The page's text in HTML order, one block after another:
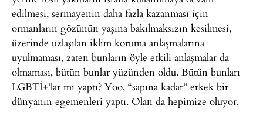
edilmesi, sermayenin daha fazla kazanması için
ormanların gözünün yaşına bakılmaksızın kesilmesi,
üzerinde uzlaşılan iklim koruma anlaşmalarına
uyulmaması, zaten bunların öyle etkili anlaşmalar da
olmaması, bütün bunlar yüzünden oldu. Bütün bunları
LGBTİ+’lar mı yaptı? Yoo, “sapına kadar” erkek bir
dünyanın egemenleri yaptı. Olan da hepimize oluyor.